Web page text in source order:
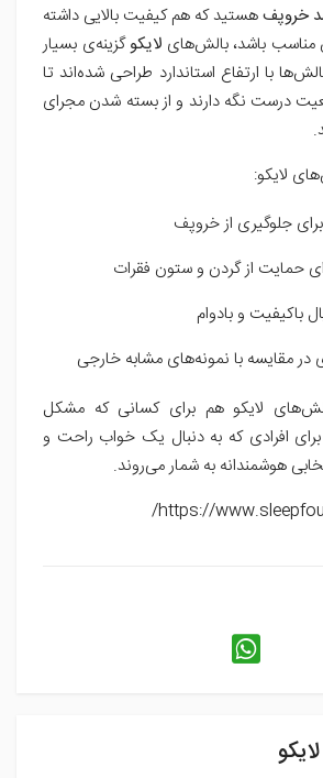
خروپفهستید که هم کیفیت بالایی داشته
باشد، بالش‌های لایکوگزینه‌ی بسیار
با ارتفاع استاندارد طراحی شده‌اند تا
درست نگه دارند و از بسته شدن مجرای
لایکو:
جلوگیری از خروپف
حمایت از گردن و ستون فقرات
باکیفیت و بادوام
مقایسه با نمونه‌های مشابه خارجی
لایکو هم برای کسانی که مشکل
افرادی که به دنبال یک خواب راحت و
هوشمندانه به شمار می‌روند.